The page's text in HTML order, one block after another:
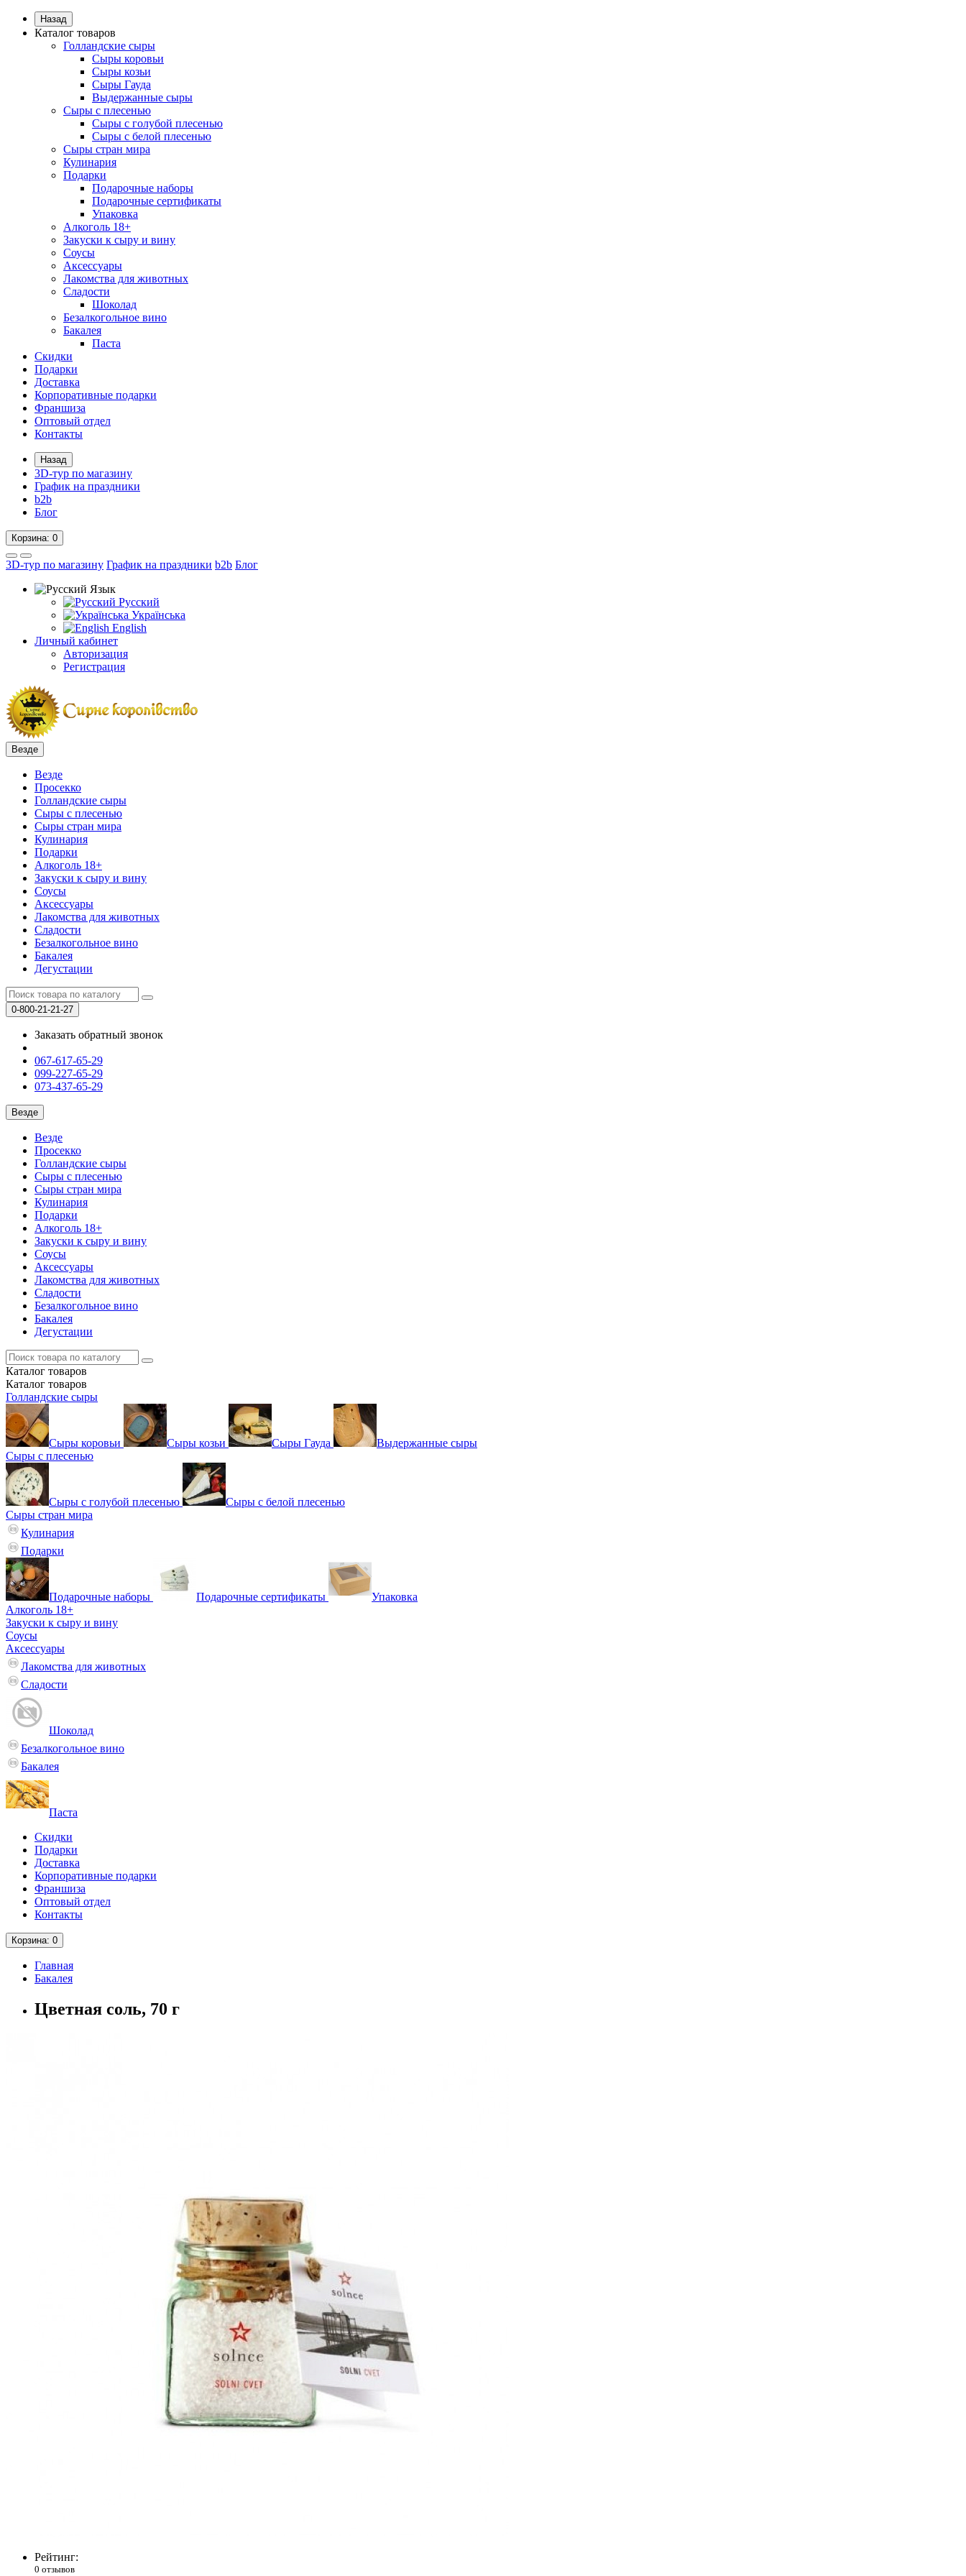
Назад
Каталог товаров
Голландские сыры
Сыры коровьи
Сыры козьи
Сыры Гауда
Выдержанные сыры
Сыры с плесенью
Сыры с голубой плесенью
Сыры с белой плесенью
Сыры стран мира
Кулинария
Подарки
Подарочные наборы
Подарочные сертификаты
Упаковка
Алкоголь 18+
Закуски к сыру и вину
Соусы
Аксессуары
Лакомства для животных
Сладости
Шоколад
Безалкогольное вино
Бакалея
Паста
Скидки
Подарки
Доставка
Корпоративные подарки
Франшиза
Оптовый отдел
Контакты
Назад
3D-тур по магазину
График на праздники
b2b
Блог
Корзина: 0
3D-тур по магазину График на праздники b2b Блог
Язык
Русский
Українська
English
Личный кабинет
Авторизация
Регистрация
Везде
Везде
Просекко
Голландские сыры
Сыры с плесенью
Сыры стран мира
Кулинария
Подарки
Алкоголь 18+
Закуски к сыру и вину
Соусы
Аксессуары
Лакомства для животных
Сладости
Безалкогольное вино
Бакалея
Дегустации
0-800-21-21-27
Заказать обратный звонок
067-617-65-29
099-227-65-29
073-437-65-29
Везде
Везде
Просекко
Голландские сыры
Сыры с плесенью
Сыры стран мира
Кулинария
Подарки
Алкоголь 18+
Закуски к сыру и вину
Соусы
Аксессуары
Лакомства для животных
Сладости
Безалкогольное вино
Бакалея
Дегустации
Каталог товаров
Каталог товаров
Голландские сыры
Сыры коровьи Сыры козьи Сыры Гауда
Выдержанные сыры
Сыры с плесенью
Сыры с голубой плесенью
Сыры с белой плесенью
Сыры стран мира
Кулинария
Подарки
Подарочные наборы Подарочные сертификаты
Упаковка
Алкоголь 18+
Закуски к сыру и вину
Соусы
Аксессуары
Лакомства для животных
Сладости
Шоколад
Безалкогольное вино
Бакалея
Паста
Скидки
Подарки
Доставка
Корпоративные подарки
Франшиза
Оптовый отдел
Контакты
Корзина: 0
Главная
Бакалея
Цветная соль, 70 г
Рейтинг:
0 отзывов